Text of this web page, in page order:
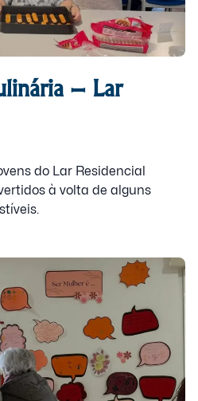
– Lar
do Lar Residencial
à volta de alguns